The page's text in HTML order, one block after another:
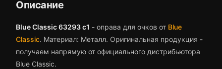
Описание
Blue Classic 63293 c1 - оправа для очков от Blue
Classic. Материал: Металл. Оригинальная продукция -
получаем напрямую от официального дистрибьютора
Blue Classic.